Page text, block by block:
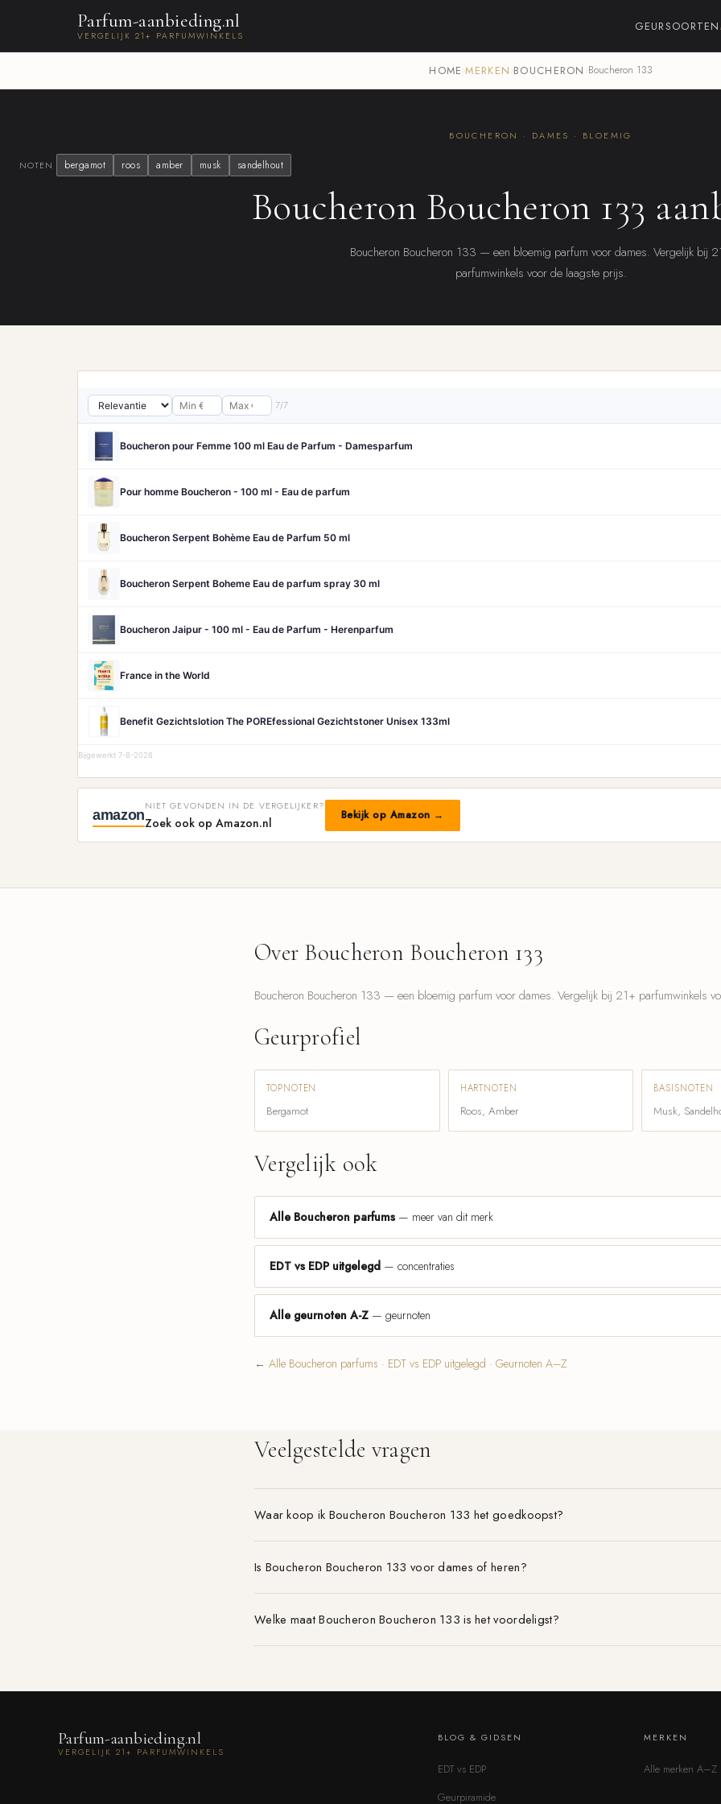
Parfum-aanbieding.nl
VERGELIJK 21+ PARFUMWINKELS
GEURSOORTEN
HOME›MERKEN›BOUCHERON ›Boucheron 133
BOUCHERON · DAMES · BLOEMIG
NOTEN bergamot roos amber musk sandelhout
Boucheron Boucheron 133
Boucheron Boucheron 133 — een bloemig parfum voor dames. Vergelijk bij
parfumwinkels voor de laagste prijs.
7/7
Boucheron pour Femme 100 ml Eau de Parfum - Damesparfum
Pour homme Boucheron - 100 ml - Eau de parfum
Boucheron Serpent Bohème Eau de Parfum 50 ml
Boucheron Serpent Boheme Eau de parfum spray 30 ml
Boucheron Jaipur - 100 ml - Eau de Parfum - Herenparfum
France in the World
Benefit Gezichtslotion The POREfessional Gezichtstoner Unisex 133ml
Bijgewerkt 7-8-2026
amazon
NIET GEVONDEN IN DE VERGELIJKER?
Zoek ook op Amazon.nl Bekijk op Amazon →
Over Boucheron Boucheron 133
Boucheron Boucheron 133 — een bloemig parfum voor dames. Vergelijk bij 21+ parfumwinkels
Geurprofiel
TOPNOTEN
Bergamot
HARTNOTEN
Roos, Amber
BASISNOTEN
Musk,
Vergelijk ook
Alle Boucheron parfums — meer van dit merk
EDT vs EDP uitgelegd — concentraties
Alle geurnoten A-Z — geurnoten
← Alle Boucheron parfums · EDT vs EDP uitgelegd · Geurnoten A–Z
Veelgestelde vragen
Waar koop ik Boucheron Boucheron 133 het goedkoopst?
Is Boucheron Boucheron 133 voor dames of heren?
Welke maat Boucheron Boucheron 133 is het voordeligst?
Parfum-aanbieding.nl
VERGELIJK 21+ PARFUMWINKELS
BLOG & GIDSEN
EDT vs EDP
Geurpiramide
MERKEN
Alle merken A–Z